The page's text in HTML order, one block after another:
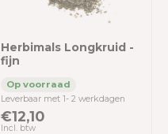
Herbimals Longkruid -
fijn
Leverbaar met 1- 2 werkdagen
€12,10
Incl. btw